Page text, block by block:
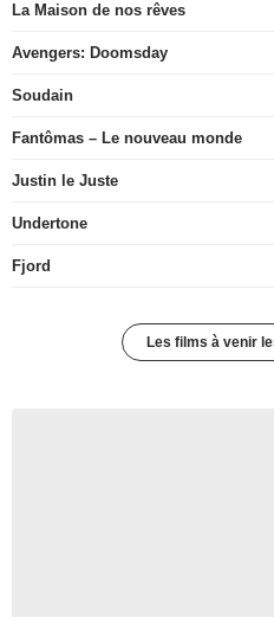
La Maison de nos rêves
Avengers: Doomsday
Soudain
Fantômas – Le nouveau monde
Justin le Juste
Undertone
Fjord
Les films à venir